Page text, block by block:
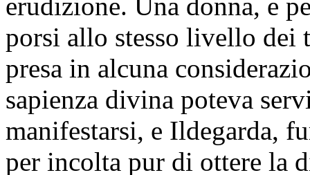
porsi allo stesso livello dei
presa in alcuna
sapienza divina poteva
manifestarsi, e Ildegarda,
per incolta pur di ottere la